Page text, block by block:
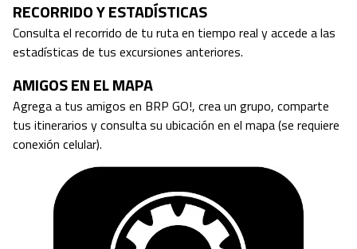
RECORRIDO Y ESTADÍSTICAS
Consulta el recorrido de tu ruta en tiempo real y accede a las
estadísticas de tus excursiones anteriores.
AMIGOS EN EL MAPA
Agrega a tus amigos en BRP GO!, crea un grupo, comparte
tus itinerarios y consulta su ubicación en el mapa (se requiere
conexión celular).